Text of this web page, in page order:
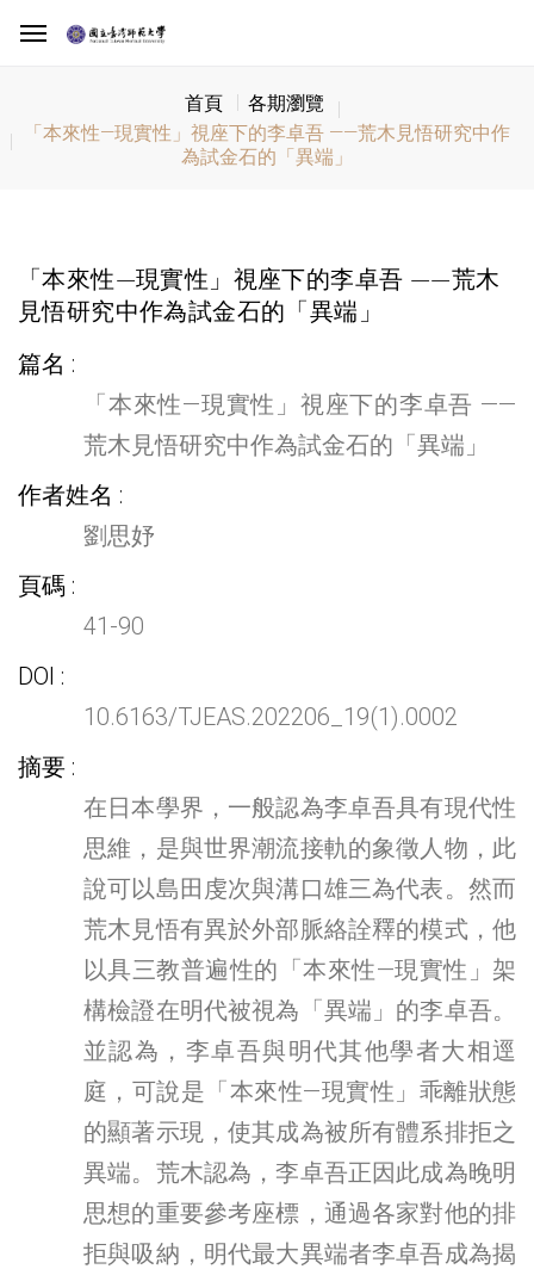
首頁
各期瀏覽
「本來性—現實性」視座下的李卓吾 ——荒木見悟研究中作
為試金石的「異端」
「本來性—現實性」視座下的李卓吾 ——荒木
見悟研究中作為試金石的「異端」
篇名
「本來性—現實性」視座下的李卓吾 ——
荒木見悟研究中作為試金石的「異端」
作者姓名
劉思妤
頁碼
41-90
DOI
10.6163/TJEAS.202206_19(1).0002
摘要
在日本學界，一般認為李卓吾具有現代性
思維，是與世界潮流接軌的象徵人物，此
說可以島田虔次與溝口雄三為代表。然而
荒木見悟有異於外部脈絡詮釋的模式，他
以具三教普遍性的「本來性—現實性」架
構檢證在明代被視為「異端」的李卓吾。
並認為，李卓吾與明代其他學者大相逕
庭，可說是「本來性—現實性」乖離狀態
的顯著示現，使其成為被所有體系排拒之
異端。荒木認為，李卓吾正因此成為晚明
思想的重要參考座標，通過各家對他的排
拒與吸納，明代最大異端者李卓吾成為揭